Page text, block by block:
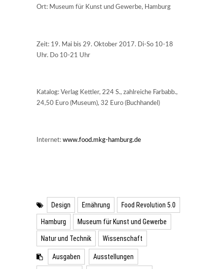
Ort: Museum für Kunst und Gewerbe, Hamburg
Zeit: 19. Mai bis 29. Oktober 2017. Di-So 10-18
Uhr. Do 10-21 Uhr
Katalog: Verlag Kettler, 224 S., zahlreiche Farbabb.,
24,50 Euro (Museum), 32 Euro (Buchhandel)
Internet: www.food.mkg-hamburg.de
Design Ernährung Food Revolution 5.0
Hamburg Museum für Kunst und Gewerbe
Natur und Technik Wissenschaft
Ausgaben Ausstellungen